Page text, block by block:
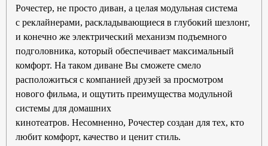
Рочестер, не просто диван, а целая модульная система
с реклайнерами, раскладывающиеся в глубокий шезлонг,
и конечно же электрический механизм подъемного
подголовника, который обеспечивает максимальный
комфорт. На таком диване Вы сможете смело
расположиться с компанией друзей за просмотром
нового фильма, и ощутить преимущества модульной
системы для домашних
кинотеатров. Несомненно, Рочестер создан для тех, кто
любит комфорт, качество и ценит стиль.